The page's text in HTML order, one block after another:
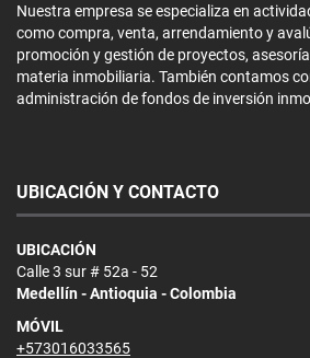
Nuestra empresa se especializa en
como compra, venta, arrendamiento y
promoción y gestión de proyectos,
materia inmobiliaria. También contamos
administración de fondos de inversión
UBICACIÓN Y CONTACTO
UBICACIÓN
Calle 3 sur # 52a - 52
Medellín - Antioquia - Colombia
MÓVIL
+573016033565